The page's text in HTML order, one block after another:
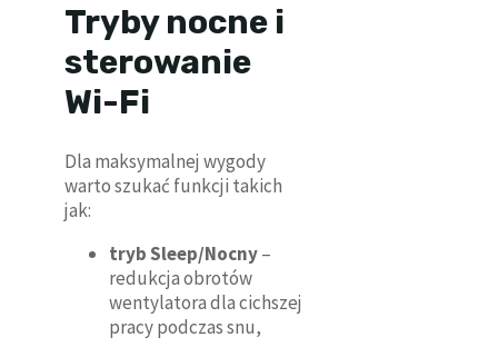
Tryby nocne i
sterowanie
Wi-Fi
Dla maksymalnej wygody
warto szukać funkcji takich
jak:
tryb Sleep/Nocny–
redukcja obrotów
wentylatora dla cichszej
pracy podczas snu,